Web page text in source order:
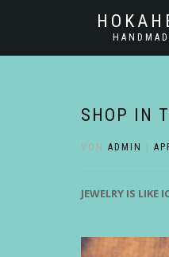
SHOP IN
VON ADMIN
JEWELRY IS LIKE